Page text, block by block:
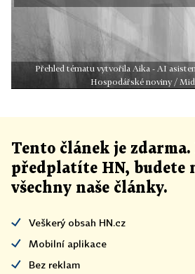
Přehled tématu vytvořila Aika - AI
Hospodářské noviny /
Tento článek je zdarma.
předplatíte HN, budete
všechny naše články.
Veškerý obsah HN.cz
Mobilní aplikace
Bez reklam